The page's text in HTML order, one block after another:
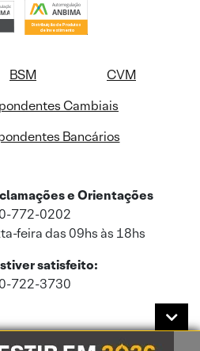
BSM
CVM
Cambiais
Bancários
e Orientações
772-0202
feira das 09hs às 18hs
satisfeito:
722-3730
de acordo com a nossaPolítica de